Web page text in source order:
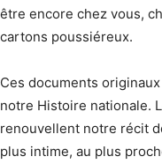
être encore chez vous,
cartons poussiéreux.
Ces documents
notre Histoire nationale.
renouvellent notre récit
plus intime, au plus